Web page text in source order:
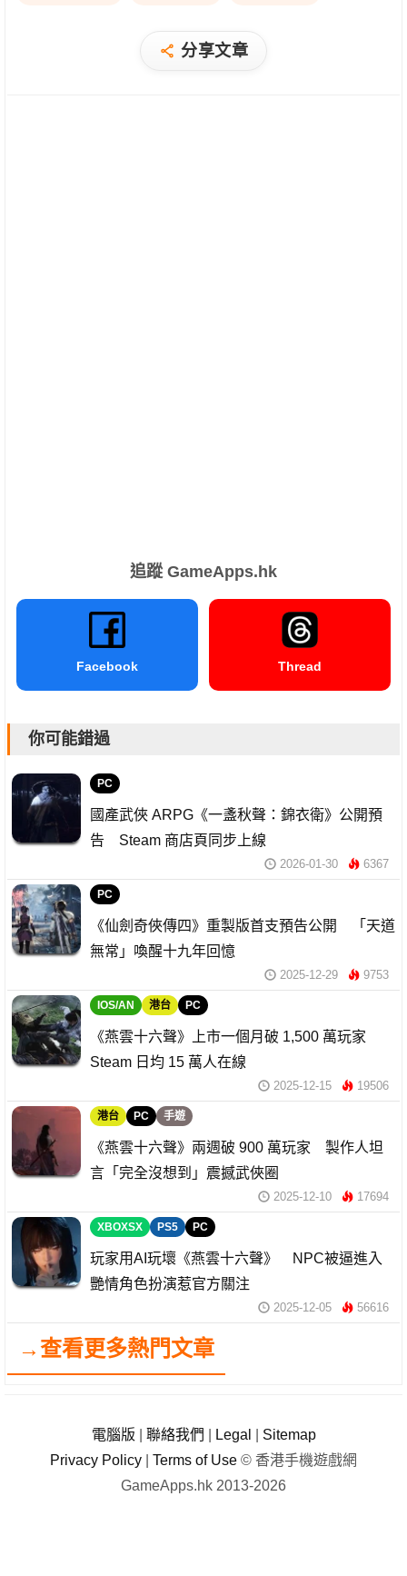
分享文章
追蹤 GameApps.hk
Facebook Thread
你可能錯過
PC
國產武俠 ARPG《一盞秋聲：錦衣衛》公開預
告 Steam 商店頁同步上線
2026-01-30 6367
PC
《仙劍奇俠傳四》重製版首支預告公開 「天道
無常」喚醒十九年回憶
2025-12-29 9753
IOS/AN 港台 PC
《燕雲十六聲》上市一個月破 1,500 萬玩家
Steam 日均 15 萬人在線
2025-12-15 19506
港台 PC 手遊
《燕雲十六聲》兩週破 900 萬玩家 製作人坦
言「完全沒想到」震撼武俠圈
2025-12-10 17694
XBOXSX PS5 PC
玩家用AI玩壞《燕雲十六聲》 NPC被逼進入
艷情角色扮演惹官方關注
2025-12-05 56616
→查看更多熱門文章
電腦版 聯絡我們 Legal
Sitemap
Privacy Policy
Terms of Use © 香港手機遊戲網
GameApps.hk 2013-2026